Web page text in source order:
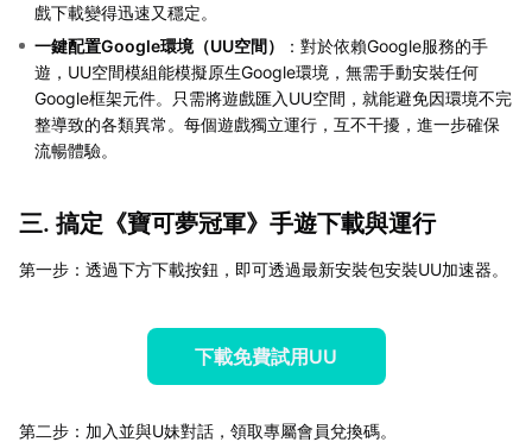
戲下載變得迅速又穩定。
一鍵配置Google環境（UU空間）
：對於依賴Google服務的手
遊，UU空間模組能模擬原生Google環境，無需手動安裝任何
Google框架元件。只需將遊戲匯入UU空間，就能避免因環境不完
整導致的各類異常。每個遊戲獨立運行，互不干擾，進一步確保
流暢體驗。
三. 搞定《寶可夢冠軍》手遊下載與運行
第一步：透過下方下載按鈕，即可透過最新安裝包安裝UU加速器。
下載免費試用UU
第二步：加入並與U妹對話，領取專屬會員兌換碼。